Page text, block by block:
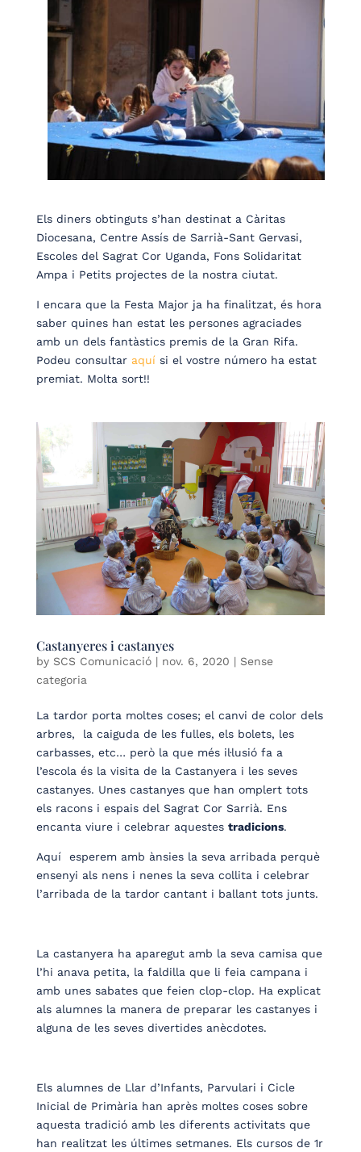
Els diners obtinguts s’han destinat a Càritas
Diocesana, Centre Assís de Sarrià-Sant Gervasi,
Escoles del Sagrat Cor Uganda, Fons Solidaritat
Ampa i Petits projectes de la nostra ciutat.
I encara que la Festa Major ja ha finalitzat, és hora
saber quines han estat les persones agraciades
amb un dels fantàstics premis de la Gran Rifa.
Podeu consultar aquísi el vostre número ha estat
premiat. Molta sort!!
Castanyeres i castanyes
by SCS Comunicació| nov. 6, 2020 | Sense
categoria
La tardor porta moltes coses; el canvi de color dels
arbres, la caiguda de les fulles, els bolets, les
carbasses, etc… però la que més il·lusió fa a
l’escola és la visita de la Castanyera i les seves
castanyes. Unes castanyes que han omplert tots
els racons i espais del Sagrat Cor Sarrià. Ens
encanta viure i celebrar aquestes tradicions.
Aquí esperem amb ànsies la seva arribada perquè
ensenyi als nens i nenes la seva collita i celebrar
l’arribada de la tardor cantant i ballant tots junts.
La castanyera ha aparegut amb la seva camisa que
l’hi anava petita, la faldilla que li feia campana i
amb unes sabates que feien clop-clop. Ha explicat
als alumnes la manera de preparar les castanyes i
alguna de les seves divertides anècdotes.
Els alumnes de Llar d’Infants, Parvulari i Cicle
Inicial de Primària han après moltes coses sobre
aquesta tradició amb les diferents activitats que
han realitzat les últimes setmanes. Els cursos de 1r